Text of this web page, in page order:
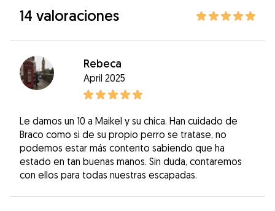
14 valoraciones
Rebeca
April 2025
Le damos un 10 a Maikel y su chica. Han cuidado de
Braco como si de su propio perro se tratase, no
podemos estar más contento sabiendo que ha
estado en tan buenas manos. Sin duda, contaremos
con ellos para todas nuestras escapadas.